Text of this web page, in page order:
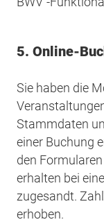
5. Online-
Sie haben die
Stammdaten
einer Buchung
den
erhalten bei
zugesandt.
erhoben.